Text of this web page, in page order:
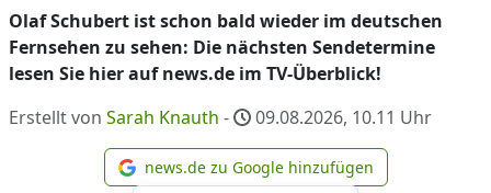
Olaf Schubert ist schon bald wieder im deutschen
Fernsehen zu sehen: Die nächsten Sendetermine
lesen Sie hier auf news.de im TV-Überblick!
Erstellt von Sarah Knauth - 09.08.2026, 10.11 Uhr
news.de zu Google
news.de zu Google hinzufügen